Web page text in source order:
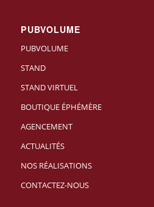
PUBVOLUME
PUBVOLUME
STAND
STAND VIRTUEL
BOUTIQUE ÉPHÉMÈRE
AGENCEMENT
ACTUALITÉS
NOS RÉALISATIONS
CONTACTEZ-NOUS